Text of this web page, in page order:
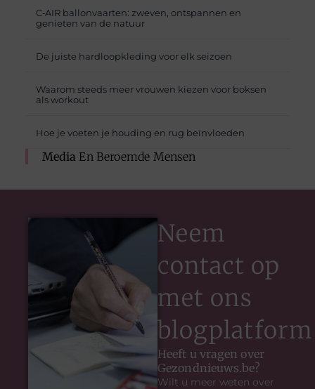
C‑AIR ballonvaarten: zweven, ontspannen en
genieten van de natuur
De juiste hardloopkleding voor elk seizoen
Waarom steeds meer vrouwen kiezen voor boksen
als workout
Hoe je voeten je houding en rug beïnvloeden
Media En Beroemde Mensen
Neem
contact op
met ons
blogplatform
Heeft u vragen over
Gezondnieuws.be?
Wilt u meer weten over